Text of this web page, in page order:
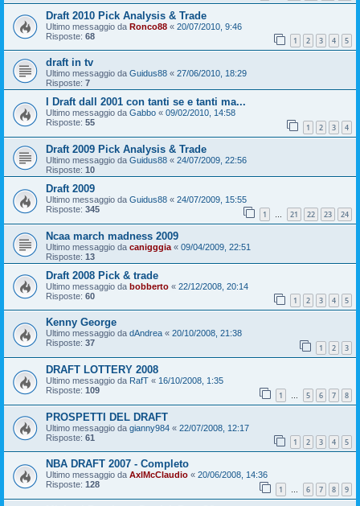
Draft 2010 Pick Analysis & Trade
Ultimo messaggio da Ronco88 « 20/07/2010, 9:46
Risposte: 68 1 2 3 4 5
draft in tv
Ultimo messaggio da Guidus88 « 27/06/2010, 18:29
Risposte: 7
I Draft dall 2001 con tanti se e tanti ma...
Ultimo messaggio da Gabbo « 09/02/2010, 14:58
Risposte: 55 1 2 3 4
Draft 2009 Pick Analysis & Trade
Ultimo messaggio da Guidus88 « 24/07/2009, 22:56
Risposte: 10
Draft 2009
Ultimo messaggio da Guidus88 « 24/07/2009, 15:55
Risposte: 345 1 … 21 22 23 24
Ncaa march madness 2009
Ultimo messaggio da canigggia « 09/04/2009, 22:51
Risposte: 13
Draft 2008 Pick & trade
Ultimo messaggio da bobberto « 22/12/2008, 20:14
Risposte: 60 1 2 3 4 5
Kenny George
Ultimo messaggio da dAndrea « 20/10/2008, 21:38
Risposte: 37 1 2 3
DRAFT LOTTERY 2008
Ultimo messaggio da RafT « 16/10/2008, 1:35
Risposte: 109 1 5 6 7 8
PROSPETTI DEL DRAFT
Ultimo messaggio da gianny984 « 22/07/2008, 12:17
Risposte: 61 1 2 3 4 5
NBA DRAFT 2007 - Completo
Ultimo messaggio da AxlMcClaudio « 20/06/2008, 14:36
Risposte: 128 1 … 6 7 8 9